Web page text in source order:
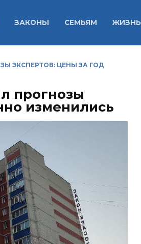
ЗАКОНЫ СЕМЬЯМ ЖИЗНЬ
ЭКСПЕРТОВ: ЦЕНЫ ЗА ГОД
прогнозы
изменились